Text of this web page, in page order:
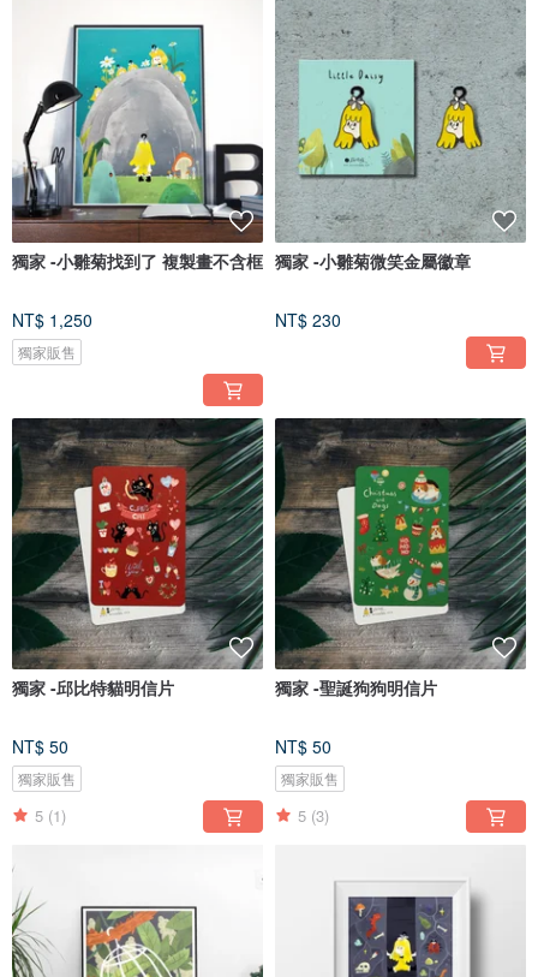
獨家 -小雛菊找到了 複製畫不含框
NT$ 1,250
獨家販售
獨家 -小雛菊微笑金屬徽章
NT$ 230
獨家 -邱比特貓明信片
NT$ 50
獨家販售
5 (1)
獨家 -聖誕狗狗明信片
NT$ 50
獨家販售
5 (3)